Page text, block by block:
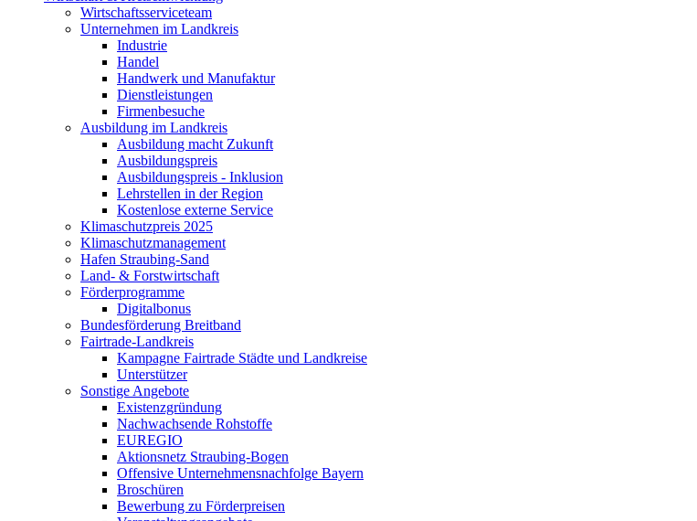
Wirtschaftsserviceteam
Unternehmen im Landkreis
Industrie
Handel
Handwerk und Manufaktur
Dienstleistungen
Firmenbesuche
Ausbildung im Landkreis
Ausbildung macht Zukunft
Ausbildungspreis
Ausbildungspreis - Inklusion
Lehrstellen in der Region
Kostenlose externe Service
Klimaschutzpreis 2025
Klimaschutzmanagement
Hafen Straubing-Sand
Land- & Forstwirtschaft
Förderprogramme
Digitalbonus
Bundesförderung Breitband
Fairtrade-Landkreis
Kampagne Fairtrade Städte und Landkreise
Unterstützer
Sonstige Angebote
Existenzgründung
Nachwachsende Rohstoffe
EUREGIO
Aktionsnetz Straubing-Bogen
Offensive Unternehmensnachfolge Bayern
Broschüren
Bewerbung zu Förderpreisen